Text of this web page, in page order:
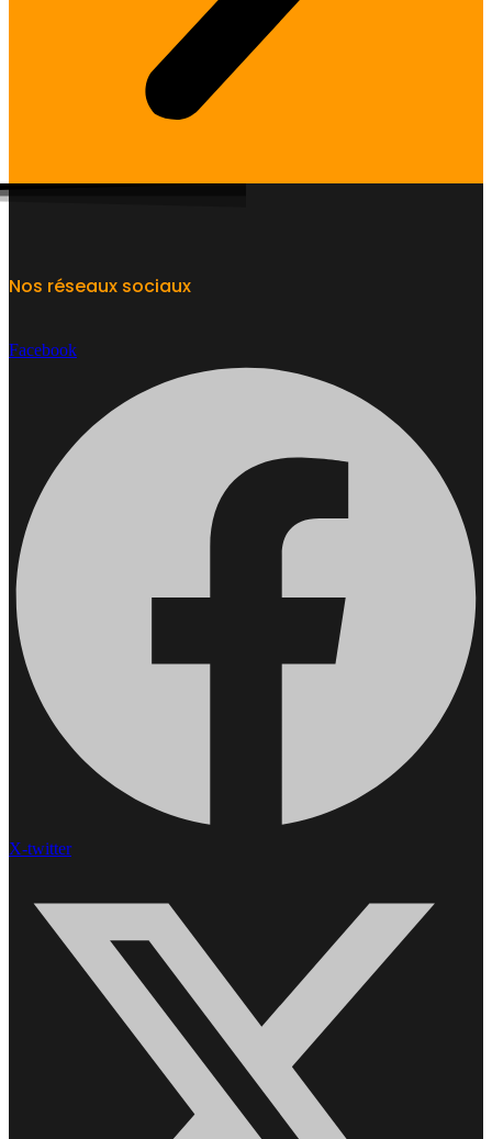
Nos réseaux sociaux
Facebook
X-twitter